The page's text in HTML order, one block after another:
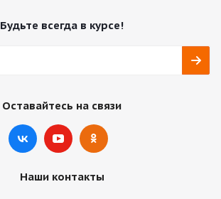
Будьте всегда в курсе!
Оставайтесь на связи
Наши контакты